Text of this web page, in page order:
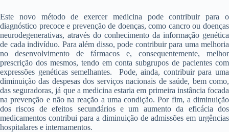
Este novo método de exercer medicina pode contribuir para o
diagnóstico precoce e prevenção de doenças, como cancro ou doenças
neurodegenerativas, através do conhecimento da informação genética
de cada indivíduo. Para além disso, pode contribuir para uma melhoria
no desenvolvimento de fármacos e, consequentemente, melhor
prescrição dos mesmos, tendo em conta subgrupos de pacientes com
expressões genéticas semelhantes. Pode, ainda, contribuir para uma
diminuição das despesas dos serviços nacionais de saúde, bem como,
das seguradoras, já que a medicina estaria em primeira instância focada
na prevenção e não na reação a uma condição. Por fim, a diminuição
dos riscos de efeitos secundários e um aumento da eficácia dos
medicamentos contribui para a diminuição de admissões em urgências
hospitalares e internamentos.